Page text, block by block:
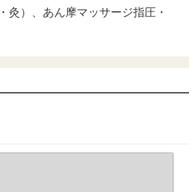
灸）、あん摩マッサージ指圧・